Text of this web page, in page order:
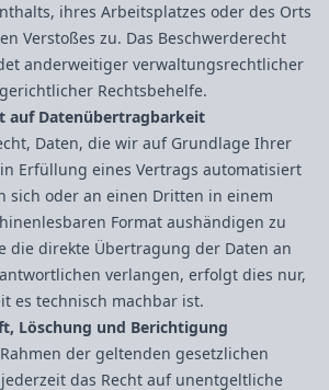
ihres Arbeitsplatzes oder des Orts
Verstoßes zu. Das Beschwerderecht
anderweitiger verwaltungsrechtlicher
Rechtsbehelfe.
auf Daten­übertrag­barkeit
Daten, die wir auf Grundlage Ihrer
Erfüllung eines Vertrags automatisiert
sich oder an einen Dritten in einem
Format aushändigen zu
die direkte Übertragung der Daten an
verlangen, erfolgt dies nur,
es technisch machbar ist.
Löschung und Berichtigung
der geltenden gesetzlichen
das Recht auf unentgeltliche